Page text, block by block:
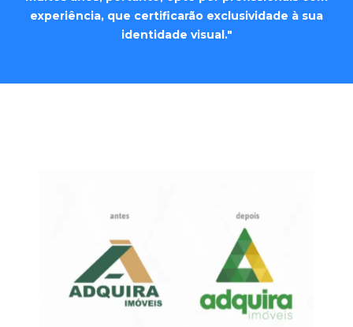
experiência, que certificarão exclusividade à sua
identidade visual."